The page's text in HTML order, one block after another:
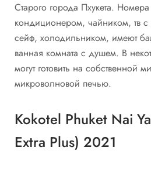
Старого города Пхукета.
кондиционером, чайником, тв
сейф, холодильником, имеют
ванная комната с душем. В
могут готовить на собственной
микроволновой печью.
Kokotel Phuket Nai
Extra Plus) 2021